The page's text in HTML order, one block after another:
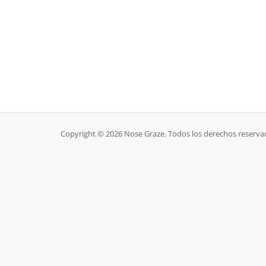
Copyright © 2026 Nose Graze. Todos los derechos